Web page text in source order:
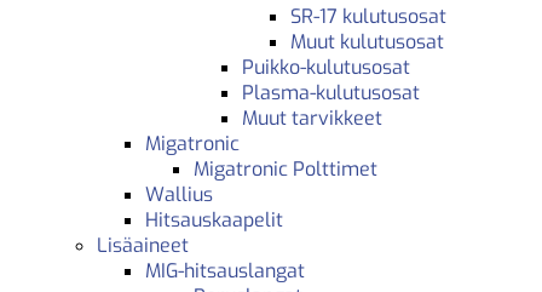
SR-17 kulutusosat
Muut kulutusosat
Puikko-kulutusosat
Plasma-kulutusosat
Muut tarvikkeet
Migatronic
Migatronic Polttimet
Wallius
Hitsauskaapelit
Lisäaineet
MIG-hitsauslangat